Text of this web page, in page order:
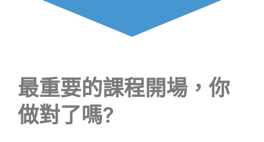
最重要的課程開場，你
做對了嗎?